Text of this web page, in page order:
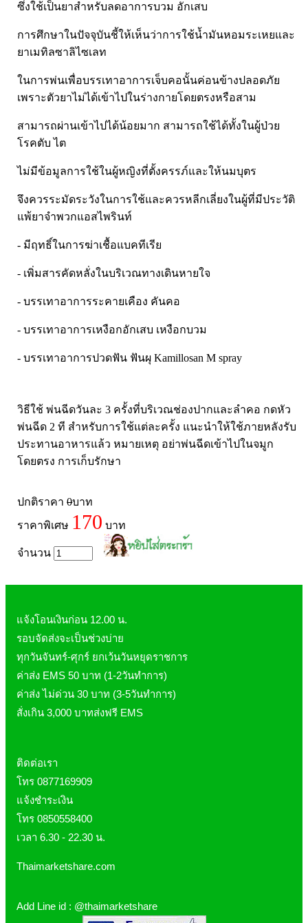
ซึ่งใช้เป็นยาสำหรับลดอาการบวม อักเสบ
การศึกษาในปัจจุบันชี้ให้เห็นว่าการใช้น้ำมันหอมระเหยและ
ยาเมทิลซาลิไซเลท
ในการพ่นเพื่อบรรเทาอาการเจ็บคอนั้นค่อนข้างปลอดภัย
เพราะตัวยาไม่ได้เข้าไปในร่างกายโดยตรงหรือสาม
สามารถผ่านเข้าไปได้น้อยมาก สามารถใช้ได้ทั้งในผู้ป่วย
โรคตับ ไต
ไม่มีข้อมูลการใช้ในผู้หญิงที่ตั้งครรภ์และให้นมบุตร
จึงควรระมัดระวังในการใช้และควรหลีกเลี่ยงในผู้ที่มีประวัติ
แพ้ยาจำพวกแอสไพรินท์
- มีฤทธิ์ในการฆ่าเชื้อแบคทีเรีย
- เพิ่มสารคัดหลั่งในบริเวณทางเดินหายใจ
- บรรเทาอาการระคายเคือง คันคอ
- บรรเทาอาการเหงือกอักเสบ เหงือกบวม
- บรรเทาอาการปวดฟัน ฟันผุ Kamillosan M spray
วิธีใช้ พ่นฉีดวันละ 3 ครั้งที่บริเวณช่องปากและลำคอ กดหัว
พ่นฉีด 2 ที สำหรับการใช้แต่ละครั้ง แนะนำให้ใช้ภายหลังรับ
ประทานอาหารแล้ว หมายเหตุ อย่าพ่นฉีดเข้าไปในจมูก
โดยตรง การเก็บรักษา
ปกติราคา0บาท
ราคาพิเศษ 170 บาท
จำนวน
แจ้งโอนเงินก่อน 12.00 น.
รอบจัดส่งจะเป็นช่วงบ่าย
ทุกวันจันทร์-ศุกร์ ยกเว้นวันหยุดราชการ
ค่าส่ง EMS 50 บาท (1-2วันทำการ)
ค่าส่ง ไม่ด่วน 30 บาท (3-5วันทำการ)
สั่งเกิน 3,000 บาทส่งฟรี EMS
ติดต่อเรา
โทร 0877169909
แจ้งชำระเงิน
โทร 0850558400
เวลา 6.30 - 22.30 น.
Thaimarketshare.com
Add Line id : @thaimarketshare